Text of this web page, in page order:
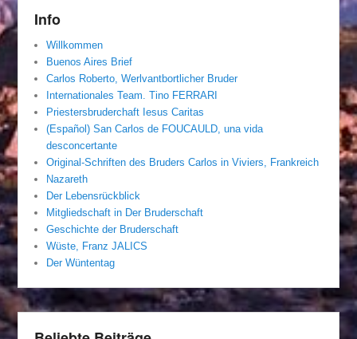
Info
Willkommen
Buenos Aires Brief
Carlos Roberto, Werlvantbortlicher Bruder
Internationales Team. Tino FERRARI
Priestersbruderchaft Iesus Caritas
(Español) San Carlos de FOUCAULD, una vida
desconcertante
Original-Schriften des Bruders Carlos in Viviers, Frankreich
Nazareth
Der Lebensrückblick
Mitgliedschaft in Der Bruderschaft
Geschichte der Bruderschaft
Wüste, Franz JALICS
Der Wüntentag